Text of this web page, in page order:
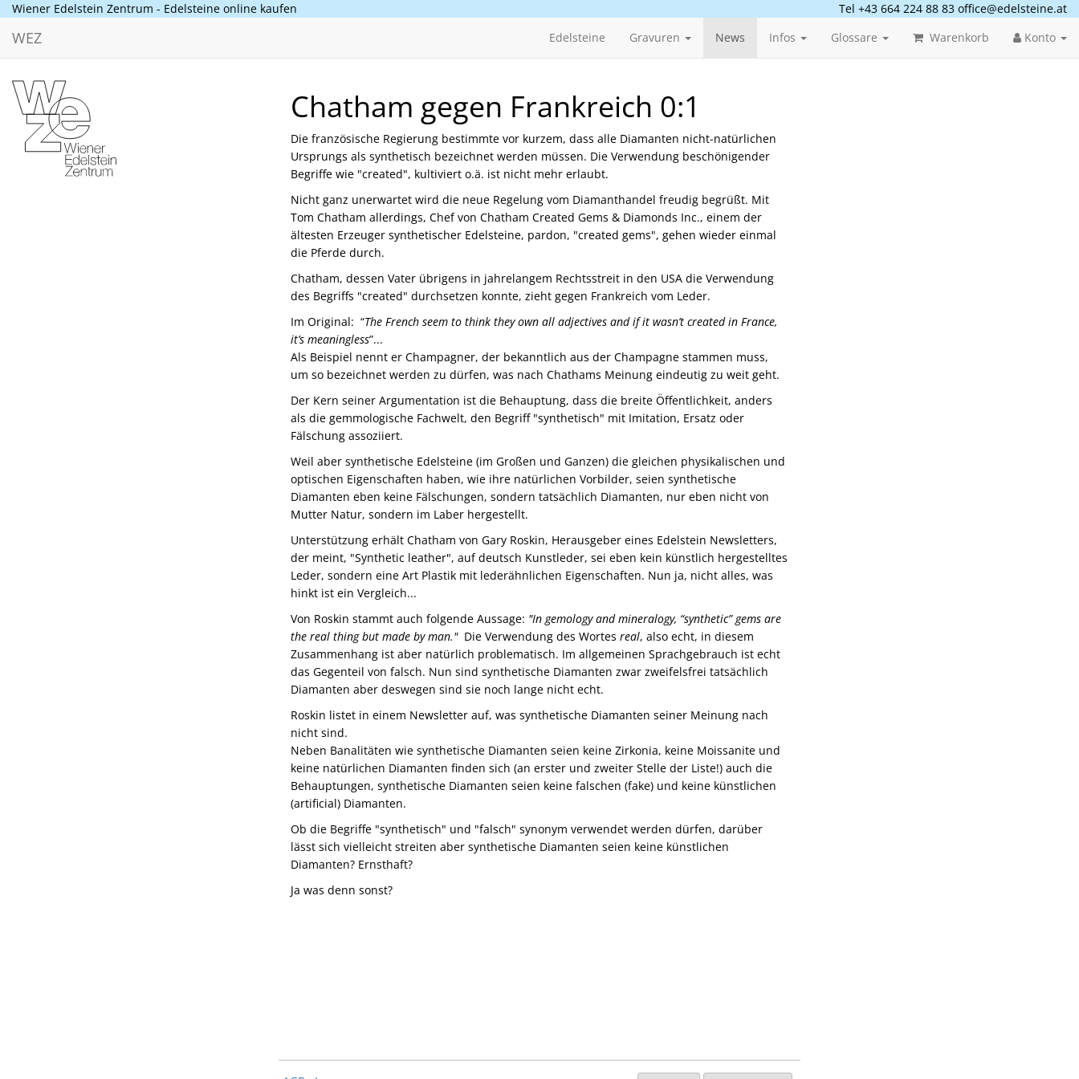
Wiener Edelstein Zentrum - Edelsteine online kaufen Tel +43 664 224 88 83 office@edelsteine.at
WEZ Edelsteine Gravuren News Infos Glossare Warenkorb Konto
Chatham gegen Frankreich 0:1
Die französische Regierung bestimmte vor kurzem, dass alle Diamanten nicht-natürlichen
Ursprungs als synthetisch bezeichnet werden müssen. Die Verwendung beschönigender
Begriffe wie "created", kultiviert o.ä. ist nicht mehr erlaubt.
Nicht ganz unerwartet wird die neue Regelung vom Diamanthandel freudig begrüßt. Mit
Tom Chatham allerdings, Chef von Chatham Created Gems & Diamonds Inc., einem der
ältesten Erzeuger synthetischer Edelsteine, pardon, "created gems", gehen wieder einmal
die Pferde durch.
Chatham, dessen Vater übrigens in jahrelangem Rechtsstreit in den USA die Verwendung
des Begriffs "created" durchsetzen konnte, zieht gegen Frankreich vom Leder.
Im Original: “The French seem to think they own all adjectives and if it wasn’t created in France,
it’s meaningless”...
Als Beispiel nennt er Champagner, der bekanntlich aus der Champagne stammen muss,
um so bezeichnet werden zu dürfen, was nach Chathams Meinung eindeutig zu weit geht.
Der Kern seiner Argumentation ist die Behauptung, dass die breite Öffentlichkeit, anders
als die gemmologische Fachwelt, den Begriff "synthetisch" mit Imitation, Ersatz oder
Fälschung assoziiert.
Weil aber synthetische Edelsteine (im Großen und Ganzen) die gleichen physikalischen und
optischen Eigenschaften haben, wie ihre natürlichen Vorbilder, seien synthetische
Diamanten eben keine Fälschungen, sondern tatsächlich Diamanten, nur eben nicht von
Mutter Natur, sondern im Laber hergestellt.
Unterstützung erhält Chatham von Gary Roskin, Herausgeber eines Edelstein Newsletters,
der meint, "Synthetic leather", auf deutsch Kunstleder, sei eben kein künstlich hergestelltes
Leder, sondern eine Art Plastik mit lederähnlichen Eigenschaften. Nun ja, nicht alles, was
hinkt ist ein Vergleich...
Von Roskin stammt auch folgende Aussage: "In gemology and mineralogy, “synthetic” gems are
the real thing but made by man." Die Verwendung des Wortes real, also echt, in diesem
Zusammenhang ist aber natürlich problematisch. Im allgemeinen Sprachgebrauch ist echt
das Gegenteil von falsch. Nun sind synthetische Diamanten zwar zweifelsfrei tatsächlich
Diamanten aber deswegen sind sie noch lange nicht echt.
Roskin listet in einem Newsletter auf, was synthetische Diamanten seiner Meinung nach
nicht sind.
Neben Banalitäten wie synthetische Diamanten seien keine Zirkonia, keine Moissanite und
keine natürlichen Diamanten finden sich (an erster und zweiter Stelle der Liste!) auch die
Behauptungen, synthetische Diamanten seien keine falschen (fake) und keine künstlichen
(artificial) Diamanten.
Ob die Begriffe "synthetisch" und "falsch" synonym verwendet werden dürfen, darüber
lässt sich vielleicht streiten aber synthetische Diamanten seien keine künstlichen
Diamanten? Ernsthaft?
Ja was denn sonst?